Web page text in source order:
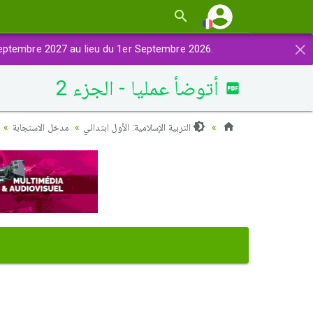
×
2027 au lieu du 1er Septembre 2026.
أتوضأ عملیا - الجزء 2
التربية الإسلامية: الأول ابتدائي مدخل الاستجابة